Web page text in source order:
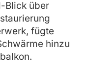
Blick über
fügte
hinzu